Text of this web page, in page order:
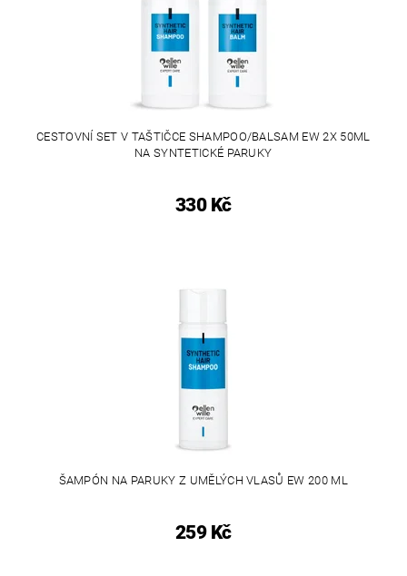
CESTOVNÍ SET V TAŠTIČCE SHAMPOO/BALSAM EW 2X 50ML
NA SYNTETICKÉ PARUKY
330 Kč
ŠAMPÓN NA PARUKY Z UMĚLÝCH VLASŮ EW 200 ML
259 Kč